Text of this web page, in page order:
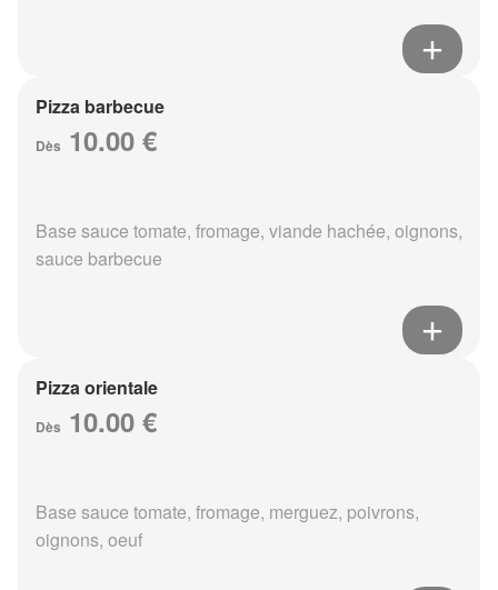
Pizza barbecue
Dès 10.00 €
Base sauce tomate, fromage, viande hachée, oignons,
sauce barbecue
Pizza orientale
Dès 10.00 €
Base sauce tomate, fromage, merguez, poivrons,
oignons, oeuf